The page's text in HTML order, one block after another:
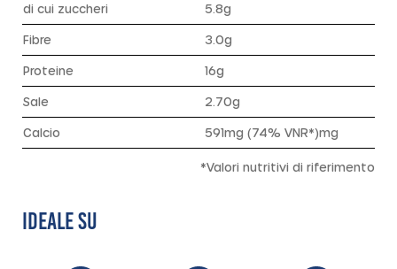
di cui zuccheri 5.8g
Fibre 3.0g
Proteine 16g
Sale 2.70g
Calcio 591mg (74% VNR*)mg
*Valori nutritivi di riferimento
IDEALE SU